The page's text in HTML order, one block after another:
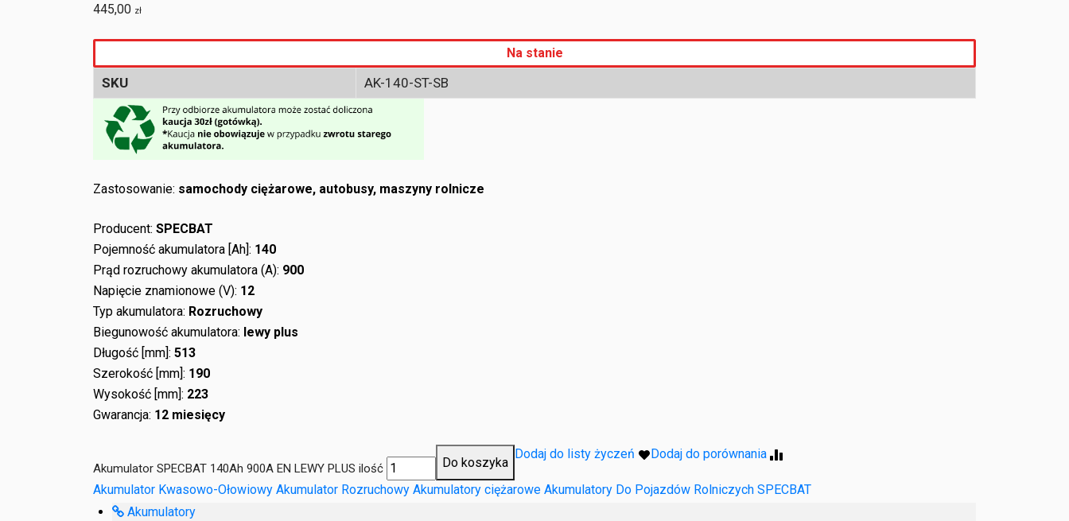
445,00 zł
Na stanie
SKU AK-140-ST-SB
Zastosowanie: samochody ciężarowe, autobusy, maszyny rolnicze
Producent: SPECBAT
Pojemność akumulatora [Ah]: 140
Prąd rozruchowy akumulatora (A): 900
Napięcie znamionowe (V): 12
Typ akumulatora: Rozruchowy
Biegunowość akumulatora: lewy plus
Długość [mm]: 513
Szerokość [mm]: 190
Wysokość [mm]: 223
Gwarancja: 12 miesięcy
Akumulator SPECBAT 140Ah 900A EN LEWY PLUS ilość Do koszyka
Dodaj do listy życzeń Dodaj do porównania
Akumulator Kwasowo-Ołowiowy Akumulator Rozruchowy Akumulatory ciężarowe Akumulatory Do Pojazdów Rolniczych SPECBAT
Akumulatory